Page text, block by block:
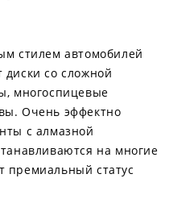
стилем автомобилей
диски со сложной
многоспицевые
Очень эффектно
с алмазной
на многие
премиальный статус